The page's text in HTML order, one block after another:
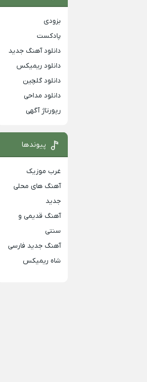
بزودی
پادکست
دانلود آهنگ جدید
دانلود ریمیکس
دانلود گلچین
دانلود مداحی
رپورتاژ آگهی
پیوندها
غرب موزیک
آهنگ های محلی
جدید
آهنگ قدیمی و
سنتی
آهنگ جدید فارسی
شاه ریمیکس